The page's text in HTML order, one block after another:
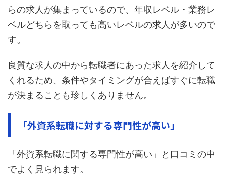
らの求人が集まっているので、年収レベル・業務レ
ベルどちらを取っても高いレベルの求人が多いので
す。
良質な求人の中から転職者にあった求人を紹介して
くれるため、条件やタイミングが合えばすぐに転職
が決まることも珍しくありません。
「外資系転職に対する専門性が高い」
「外資系転職に関する専門性が高い」と口コミの中
でよく見られます。